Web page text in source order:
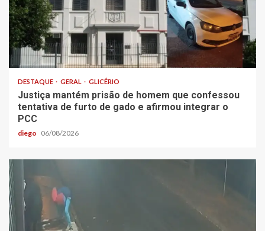
DESTAQUE GERAL GLICÉRIO
Justiça mantém prisão de homem que confessou
tentativa de furto de gado e afirmou integrar o
PCC
diego 06/08/2026